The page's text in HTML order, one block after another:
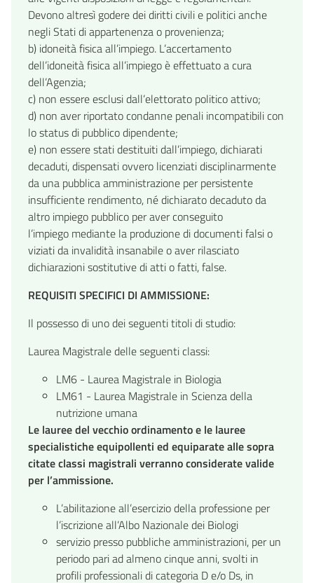
Devono altresì godere dei diritti civili e politici anche
negli Stati di appartenenza o provenienza;
b) idoneità fisica all’impiego. L’accertamento
dell’idoneità fisica all’impiego è effettuato a cura
dell’Agenzia;
c) non essere esclusi dall’elettorato politico attivo;
d) non aver riportato condanne penali incompatibili con
lo status di pubblico dipendente;
e) non essere stati destituiti dall’impiego, dichiarati
decaduti, dispensati ovvero licenziati disciplinarmente
da una pubblica amministrazione per persistente
insufficiente rendimento, né dichiarato decaduto da
altro impiego pubblico per aver conseguito
l’impiego mediante la produzione di documenti falsi o
viziati da invalidità insanabile o aver rilasciato
dichiarazioni sostitutive di atti o fatti, false.
REQUISITI SPECIFICI DI AMMISSIONE:
Il possesso di uno dei seguenti titoli di studio:
Laurea Magistrale delle seguenti classi:
LM6 - Laurea Magistrale in Biologia
LM61 - Laurea Magistrale in Scienza della
nutrizione umana
Le lauree del vecchio ordinamento e le lauree
specialistiche equipollenti ed equiparate alle sopra
citate classi magistrali verranno considerate valide
per l’ammissione.
L’abilitazione all’esercizio della professione per
l’iscrizione all’Albo Nazionale dei Biologi
servizio presso pubbliche amministrazioni, per un
periodo pari ad almeno cinque anni, svolti in
profili professionali di categoria D e/o Ds, in